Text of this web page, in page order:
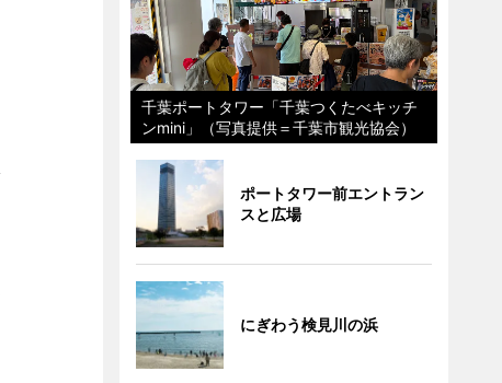
千葉ポートタワー「千葉つくたべキッチ
ンmini」（写真提供＝千葉市観光協会）
ポートタワー前エントラン
スと広場
にぎわう検見川の浜